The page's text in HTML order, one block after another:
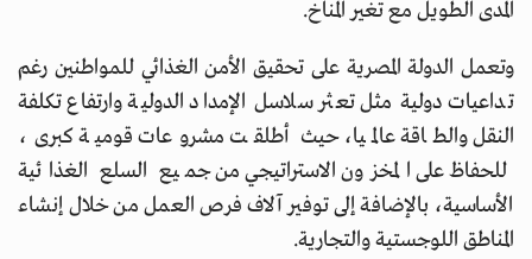
المدى الطويل مع تغير المناخ.
وتعمل الدولة المصرية على تحقيق الأمن الغذائي للمواطنين رغم
تداعيات دولية مثل تعثر سلاسل الإمداد الدولية وارتفاع تكلفة
النقل والطاقة عالميا، حيث أطلقت مشروعات قومية كبرى،
للحفاظ على المخزون الاستراتيجي من جميع السلع الغذائية
الأساسية، بالإضافة إلى توفير آلاف فرص العمل من خلال إنشاء
المناطق اللوجستية والتجارية.